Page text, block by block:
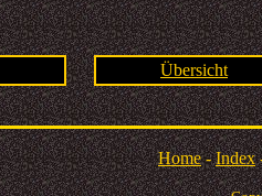
Übersicht
Home-Index